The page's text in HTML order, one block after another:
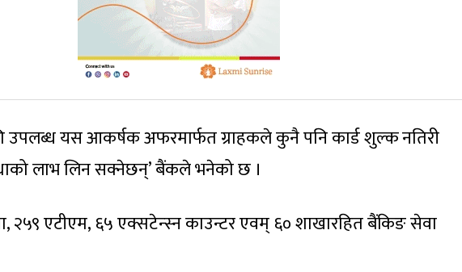
उपलब्ध यस आकर्षक अफरमार्फत ग्राहकले कुनै पनि कार्ड शुल्क नतिरी
लाभ लिन सक्नेछन्’ बैंकले भनेको छ ।
२५९ एटीएम, ६५ एक्सटेन्स्न काउन्टर एवम् ६० शाखारहित बैंकिङ सेवा